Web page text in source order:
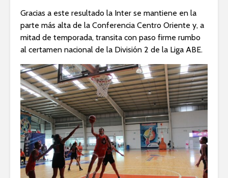
Gracias a este resultado la Inter se mantiene en la
parte más alta de la Conferencia Centro Oriente y, a
mitad de temporada, transita con paso firme rumbo
al certamen nacional de la División 2 de la Liga ABE.